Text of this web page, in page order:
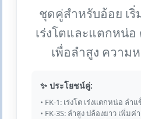
ชุดคู่สำหรับอ้อย เริ่
เร่งโตและแตกหน่อ
เพื่อลำสูง ความ
✨ ประโยชน์คู่:
• FK-1: เร่งโต เร่งแตกหน่อ ลำแ
• FK-3S: ลำสูง ปล้องยาว เพิ่มค่า